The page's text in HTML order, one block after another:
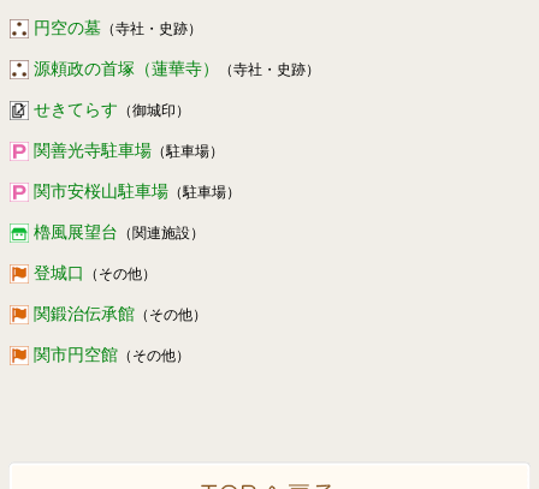
円空の墓 （寺社・史跡）
源頼政の首塚（蓮華寺） （寺社・史跡）
せきてらす （御城印）
関善光寺駐車場 （駐車場）
関市安桜山駐車場 （駐車場）
櫓風展望台 （関連施設）
登城口 （その他）
関鍛治伝承館 （その他）
関市円空館 （その他）